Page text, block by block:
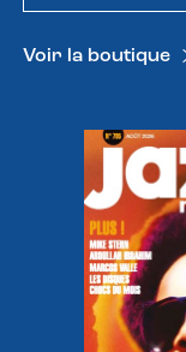
Voir la boutique